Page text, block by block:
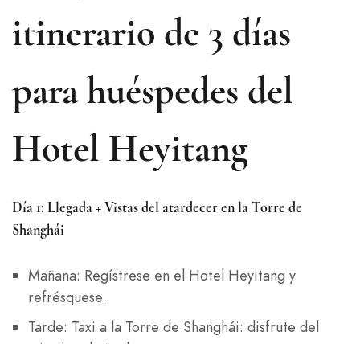
itinerario de 3 días
para huéspedes del
Hotel Heyitang
Día 1: Llegada + Vistas del atardecer en la Torre de
Shanghái
Mañana: Regístrese en el Hotel Heyitang y
refrésquese.
Tarde: Taxi a la Torre de Shanghái: disfrute del